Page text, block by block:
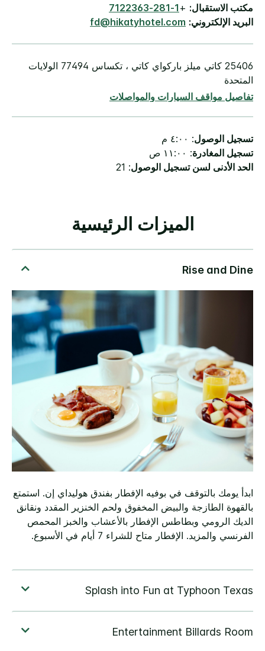
مكتب الاستقبال: +
1-281-7122363
البريد الإلكتروني: fd@hikatyhotel.com
25406 كاتي ميلز باركواي كاتي ، تكساس 77494 الولايات
المتحدة
تفاصيل مواقف السيارات والمواصلات
تسجيل الوصول: ٤:٠٠ م
تسجيل المغادرة: ١١:٠٠ ص
الحد الأدنى لسن تسجيل الوصول: 21
الميزات الرئيسية
ابدأ يومك بالتوقف في بوفيه الإفطار بفندق هوليداي إن. استمتع
بالقهوة الطازجة والبيض المخفوق ولحم الخنزير المقدد ونقانق
الديك الرومي وبطاطس الإفطار بالأعشاب والخبز المحمص
الفرنسي والمزيد. الإفطار متاح للشراء 7 أيام في الأسبوع.